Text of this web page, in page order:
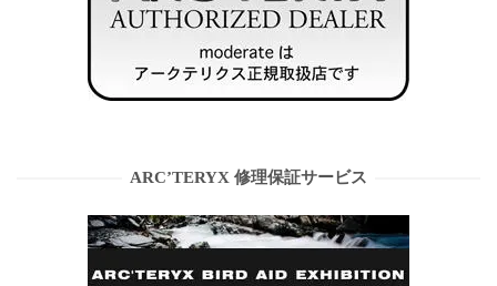
ARC’TERYX 修理保証サービス